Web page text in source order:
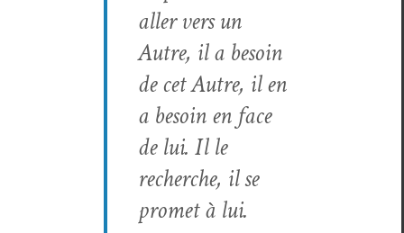
aller vers un
Autre, il a besoin
de cet Autre, il en
a besoin en face
de lui. Il le
recherche, il se
promet à lui.